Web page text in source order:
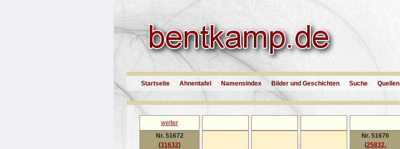
Startseite Ahnentafel Namensindex Bilder und Geschichten Suche Quellen
weiter
Nr. 51672
(31632)
Nr. 51676
(25832,